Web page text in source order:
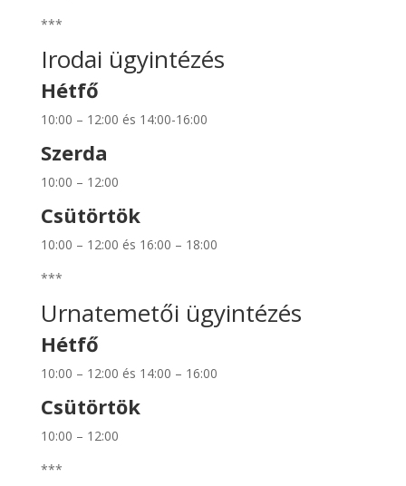
***
Irodai ügyintézés
Hétfő
10:00 – 12:00 és 14:00-16:00
Szerda
10:00 – 12:00
Csütörtök
10:00 – 12:00 és 16:00 – 18:00
***
Urnatemetői ügyintézés
Hétfő
10:00 – 12:00 és 14:00 – 16:00
Csütörtök
10:00 – 12:00
***